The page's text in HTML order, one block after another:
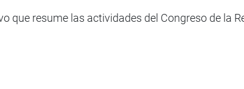
que resume las actividades del Congreso de la